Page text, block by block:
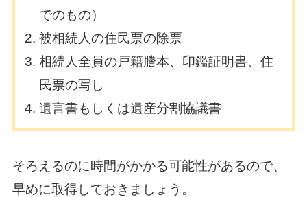
でのもの）
被相続人の住民票の除票
相続人全員の戸籍謄本、印鑑証明書、住
民票の写し
遺言書もしくは遺産分割協議書
そろえるのに時間がかかる可能性があるので、
早めに取得しておきましょう。